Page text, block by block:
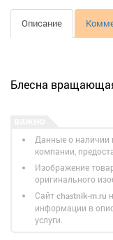
Описание
Блесна
Данные о наличии
компании,
Изображение
оригинального
Сайт chastnik-m.ru
информации в
услуги.